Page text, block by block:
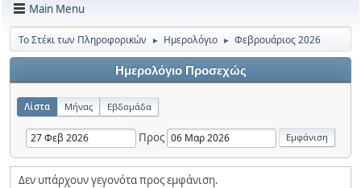
Main Menu
Το Στέκι των Πληροφορικών ► Ημερολόγιο ► Φεβρουάριος 2026
Ημερολόγιο Προσεχώς
Λίστα Μήνας Εβδομάδα
Προς
Δεν υπάρχουν γεγονότα προς εμφάνιση.